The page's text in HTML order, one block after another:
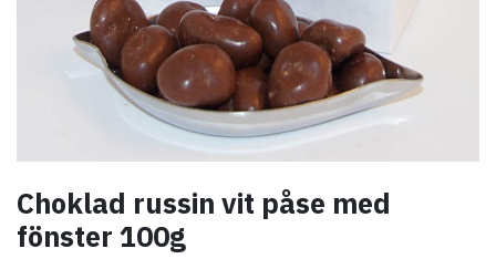
Choklad russin vit påse med
fönster 100g